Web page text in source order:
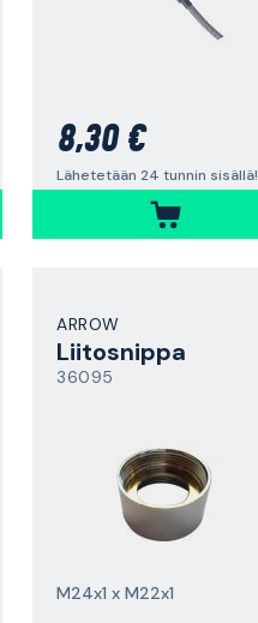
8,30 €
Lähetetään 24 tunnin sisällä!
ARROW
Liitosnippa
36095
M24x1 x M22x1